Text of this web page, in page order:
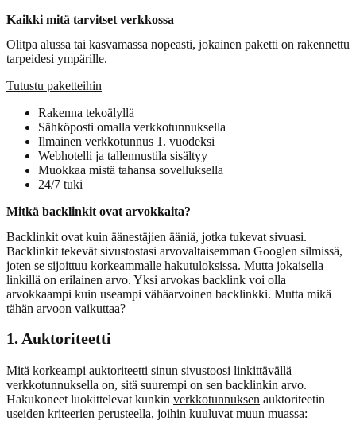
Kaikki mitä tarvitset verkkossa
Olitpa alussa tai kasvamassa nopeasti, jokainen paketti on rakennettu
tarpeidesi ympärille.
Tutustu paketteihin
Rakenna tekoälyllä
Sähköposti omalla verkkotunnuksella
Ilmainen verkkotunnus 1. vuodeksi
Webhotelli ja tallennustila sisältyy
Muokkaa mistä tahansa sovelluksella
24/7 tuki
Mitkä backlinkit ovat arvokkaita?
Backlinkit ovat kuin äänestäjien ääniä, jotka tukevat sivuasi.
Backlinkit tekevät sivustostasi arvovaltaisemman Googlen silmissä,
joten se sijoittuu korkeammalle hakutuloksissa. Mutta jokaisella
linkillä on erilainen arvo. Yksi arvokas backlink voi olla
arvokkaampi kuin useampi vähäarvoinen backlinkki. Mutta mikä
tähän arvoon vaikuttaa?
1. Auktoriteetti
Mitä korkeampi auktoriteetti sinun sivustoosi linkittävällä
verkkotunnuksella on, sitä suurempi on sen backlinkin arvo.
Hakukoneet luokittelevat kunkin verkkotunnuksen auktoriteetin
useiden kriteerien perusteella, joihin kuuluvat muun muassa: